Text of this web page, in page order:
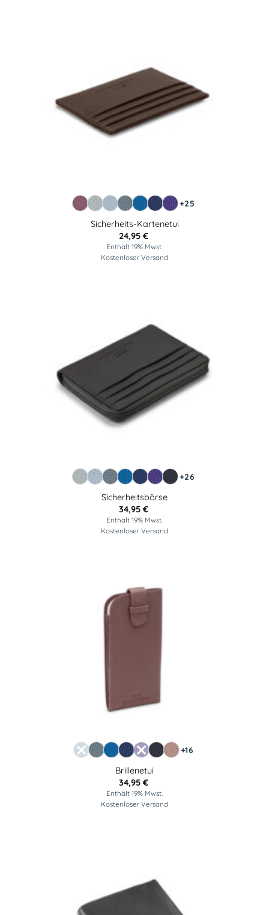
+25
Sicherheits-Kartenetui
24,95 €
Enthält 19% Mwst.
Kostenloser Versand
+26
Sicherheitsbörse
34,95 €
Enthält 19% Mwst.
Kostenloser Versand
+16
Brillenetui
34,95 €
Enthält 19% Mwst.
Kostenloser Versand